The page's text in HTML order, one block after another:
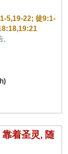
5,19-22; 徒9:1-
,
着圣灵, 随